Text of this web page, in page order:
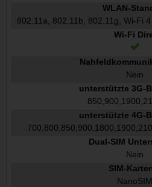
WLAN-
802.11a, 802.11b, 802.11g, Wi-Fi
Wi-Fi
Nein
unterstützte 3G-
unterstützte 4G-
Dual-SIM
Nein
SIM-
NanoSIM